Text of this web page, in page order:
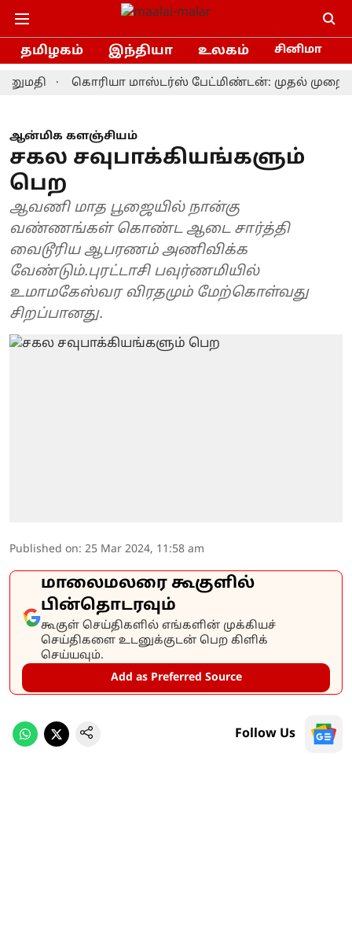
தமிழகம் இந்தியா உலகம் சினிமா
கொரியா மாஸ்டர்ஸ் பேட்மிண்டன்: முதல் முறையாக
ஆன்மிக களஞ்சியம்
சகல சவுபாக்கியங்களும்
பெற
ஆவணி மாத பூஜையில் நான்கு
வண்ணங்கள் கொண்ட ஆடை சார்த்தி
வைடூரிய ஆபரணம் அணிவிக்க
வேண்டும்.புரட்டாசி பவுர்ணமியில்
உமாமகேஸ்வர விரதமும் மேற்கொள்வது
சிறப்பானது.
Published on: 25 Mar 2024, 11:58 am
மாலைமலரை கூகுளில்
பின்தொடரவும்
கூகுள் செய்திகளில் எங்களின் முக்கியச்
செய்திகளை உடனுக்குடன் பெற கிளிக்
செய்யவும்.
Add as Preferred Source
Follow Us